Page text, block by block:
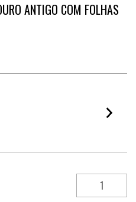
ANTIGO COM FOLHAS